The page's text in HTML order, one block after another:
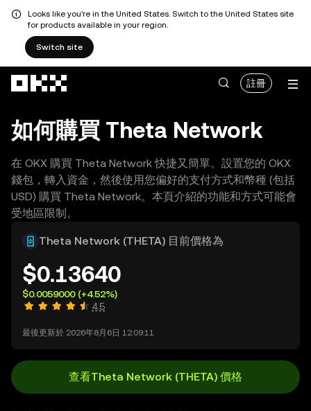
Looks like you're in the United States. Switch to the United States site
for products available in your region.
Switch site
註冊
如何購買 Theta Network
在 OKX 購買 Theta Network 快捷又簡單。設置您的 OKX
錢包，轉入資金，然後使用您偏好的支付方式和幣種 (包括
USD) 購買 Theta Network。本頁介紹的功能和方式可能會
受地區限制。
Theta Network (THETA) 目前價格為
$0.13640
$0.0059000(+4.52%)
4.5
最後更新於 2026年8月6日 12:09:11
查看Theta Network (THETA) 價格